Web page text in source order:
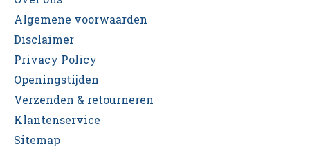
Algemene voorwaarden
Disclaimer
Privacy Policy
Openingstijden
Verzenden & retourneren
Klantenservice
Sitemap